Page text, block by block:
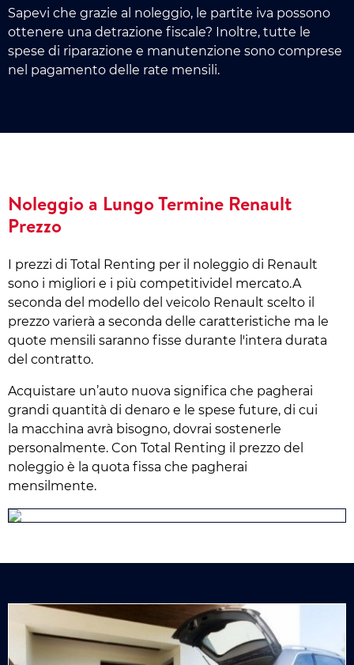
Sapevi che grazie al noleggio, le partite iva possono
ottenere una detrazione fiscale? Inoltre, tutte le
spese di riparazione e manutenzione sono comprese
nel pagamento delle rate mensili.
Noleggio a Lungo Termine Renault
Prezzo
I prezzi di Total Renting per il noleggio di Renault
sono i migliori e i più competitividel mercato.A
seconda del modello del veicolo Renault scelto il
prezzo varierà a seconda delle caratteristiche ma le
quote mensili saranno fisse durante l'intera durata
del contratto.
Acquistare un’auto nuova significa che pagherai
grandi quantità di denaro e le spese future, di cui
la macchina avrà bisogno, dovrai sostenerle
personalmente. Con Total Renting il prezzo del
noleggio è la quota fissa che pagherai
mensilmente.